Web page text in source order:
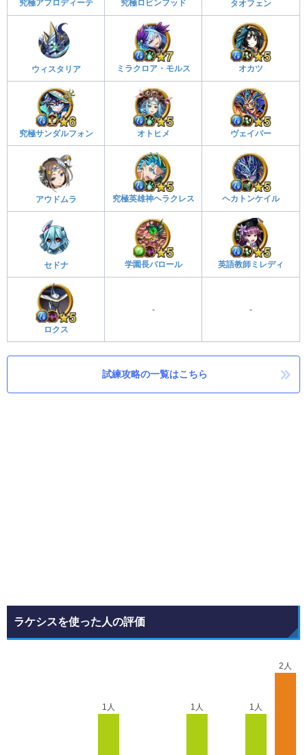
究極アフロディーテ 究極ロビンフッド タオフェン
ウィスタリア ミラクロア・モルス オカツ
究極サンダルフォン オトヒメ ヴェイパー
アウドムラ 究極英雄神ヘラクレス ヘカトンケイル
セドナ 学園長バロール 英語教師ミレディ
ロクス
- -
試練攻略の一覧はこちら
ラケシスを使った人の評価
1人 1人 1人
2人